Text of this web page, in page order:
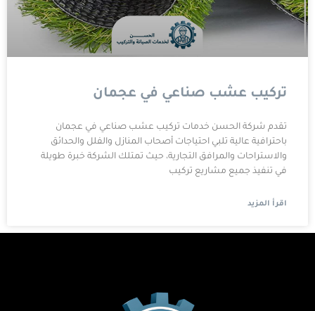
تركيب عشب صناعي في عجمان
تقدم شركة الحسن خدمات تركيب عشب صناعي في عجمان
باحترافية عالية تلبي احتياجات أصحاب المنازل والفلل والحدائق
والاستراحات والمرافق التجارية، حيث تمتلك الشركة خبرة طويلة
في تنفيذ جميع مشاريع تركيب
اقرأ المزيد